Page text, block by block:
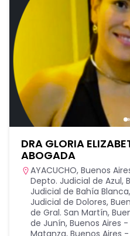
DRA GLORIA
ABOGADA
AYACUCHO, Buenos
Depto. Judicial de Azul,
Judicial de Bahía Blanca,
Judicial de Dolores,
de Gral. San Martín,
de Junín, Buenos Aires
Matanza, Buenos Aires